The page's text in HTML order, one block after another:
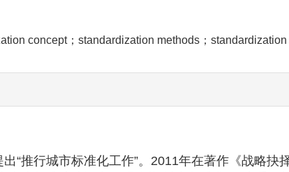
concept；standardization methods；
“推行城市标准化工作”。2011年在著作《战略抉